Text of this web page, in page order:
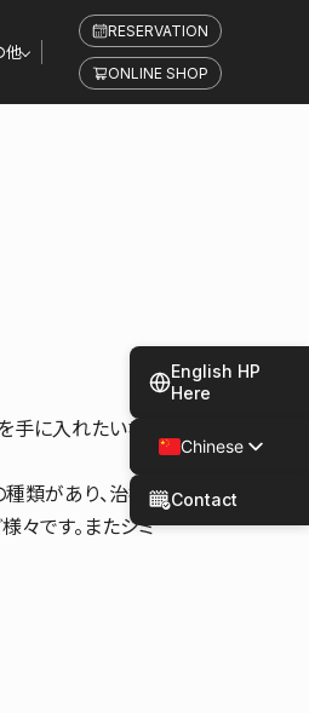
他
RESERVATION
ONLINE SHOP
手に入れたいな
類があり、治療
々です。またシミ
English HP
Here
Chinese
Spanish
Contact